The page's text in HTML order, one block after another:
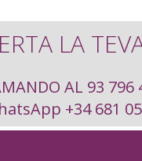
LA
AL 93 796
+34 681